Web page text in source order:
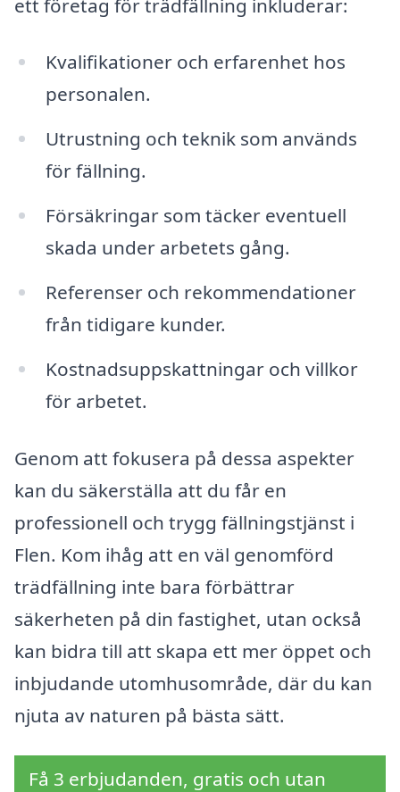
ett företag för trädfällning inkluderar:
Kvalifikationer och erfarenhet hos
personalen.
Utrustning och teknik som används
för fällning.
Försäkringar som täcker eventuell
skada under arbetets gång.
Referenser och rekommendationer
från tidigare kunder.
Kostnadsuppskattningar och villkor
för arbetet.
Genom att fokusera på dessa aspekter
kan du säkerställa att du får en
professionell och trygg fällningstjänst i
Flen. Kom ihåg att en väl genomförd
trädfällning inte bara förbättrar
säkerheten på din fastighet, utan också
kan bidra till att skapa ett mer öppet och
inbjudande utomhusområde, där du kan
njuta av naturen på bästa sätt.
Få 3 erbjudanden, gratis och utan